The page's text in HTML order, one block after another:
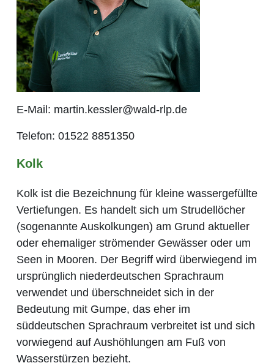
E-Mail: martin.kessler@wald-rlp.de
Telefon: 01522 8851350
Kolk
Kolk ist die Bezeichnung für kleine wassergefüllte
Vertiefungen. Es handelt sich um Strudellöcher
(sogenannte Auskolkungen) am Grund aktueller
oder ehemaliger strömender Gewässer oder um
Seen in Mooren. Der Begriff wird überwiegend im
ursprünglich niederdeutschen Sprachraum
verwendet und überschneidet sich in der
Bedeutung mit Gumpe, das eher im
süddeutschen Sprachraum verbreitet ist und sich
vorwiegend auf Aushöhlungen am Fuß von
Wasserstürzen bezieht.